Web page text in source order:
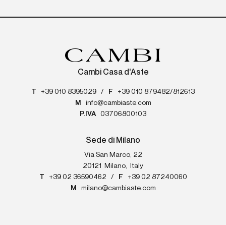
Cambi Casa d'Aste
T +39 010 8395029 / F
+39 010 879482/812613
M
info@cambiaste.com
P.IVA
03706800103
Sede di Milano
Via San Marco, 22
20121
Milano,
Italy
T
+39 02 36590462 / F
+39 02 87240060
M
milano@cambiaste.com